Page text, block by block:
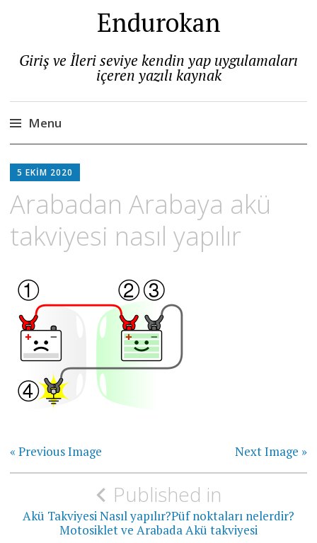
Endurokan
Giriş ve İleri seviye kendin yap uygulamaları
içeren yazılı kaynak
Menu
to
content
5 EKIM 2020
Arabadan Arabaya akü
takviyesi nasıl yapılır
« Previous Image Next Image »
Yazı
gezinmesiPublished in
Akü Takviyesi Nasıl yapılır?Püf noktaları nelerdir?
Motosiklet ve Arabada Akü takviyesi